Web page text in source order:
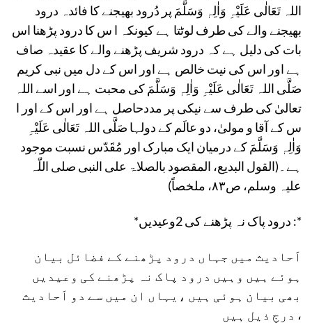
اللہ تَعَالٰی عَلَیْہِ وَاٰلِہٖ وَسَلَّمَ پر دُرود بھیجنے کا فائدہ درود
بھیجنے والے کی طرف لوٹتا ہے کیونکہ ا س کا درود پڑھنا اس
بات کی دلیل ہے کہ درود شریف پڑھنے والے کا عقیدہ صاف
ہے اور اس کی نیت خالص ہے اور اس کے دل میں نبی کریم
صَلَّی اللہ تَعَالٰی عَلَیْہِ وَاٰلِہٖ وَسَلَّمَ کی محبت ہے اور اسے اللہ
تعالیٰ کی طرف سے نیکی پر مددحاصل ہے اور اس کے اور ا
س کے آقا و مولیٰ، دو عالَم کے دولہا صَلَّی اللہ تَعَالٰی عَلَیْہِ
وَاٰلِہٖ وَسَلَّمَ کے درمیان ایک مبارک اور مُقَدّس نسبت موجود
ہے۔(القول البدیع، المقصود بالصلاۃ علی النبی صلی اللّٰہ
علیہ وسلم، ص۸۳، ملخصاً)
*درود پاک نہ پڑھنے کی 2وعیدیں :*
اَحادیث میں جہاں درود پڑھنے کے فضائل بیان
ہوئے ہیں وہیں درود پاک نہ پڑھنے کی وعیدیں
بھی بیان ہوئی ہیں ،یہاں ان میں سے دو اَحادیث
درجِ ذیل ہیں ،